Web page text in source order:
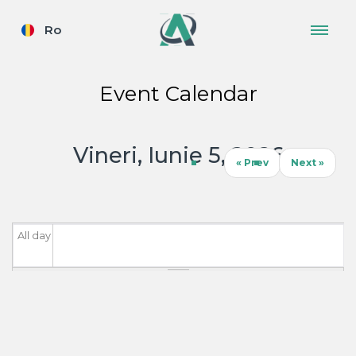
Ro
Event Calendar
Vineri, Iunie 5, 2026
« Prev Next »
All day